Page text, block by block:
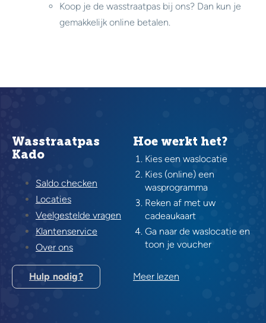
Koop je de wasstraatpas bij ons? Dan kun je
gemakkelijk online betalen.
Wasstraatpas
Kado
Saldo checken
Locaties
Veelgestelde vragen
Klantenservice
Over ons
Hulp nodig?
Hoe werkt het?
Kies een waslocatie
Kies (online) een
wasprogramma
Reken af met uw
cadeaukaart
Ga naar de waslocatie en
toon je voucher
Meer lezen